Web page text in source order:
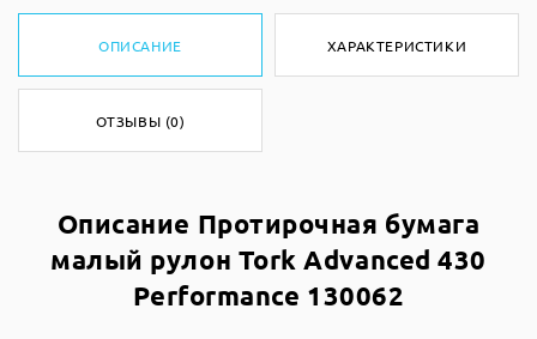
ОПИСАНИЕ ХАРАКТЕРИСТИКИ
ОТЗЫВЫ (0)
Описание Протирочная бумага
малый рулон Tork Advanced 430
Performance 130062